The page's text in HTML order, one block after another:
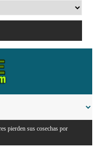
Comandante del